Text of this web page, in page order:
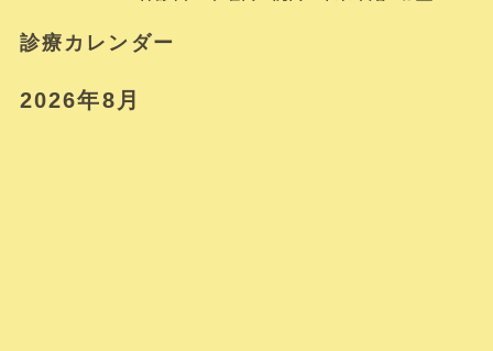
診療カレンダー
2026年8月